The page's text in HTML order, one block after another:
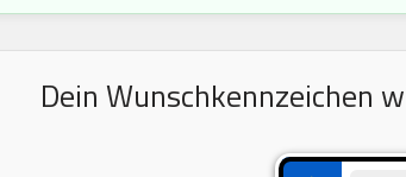
Dein Wunschkennzeichen